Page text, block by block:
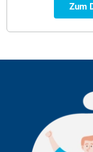
Zum